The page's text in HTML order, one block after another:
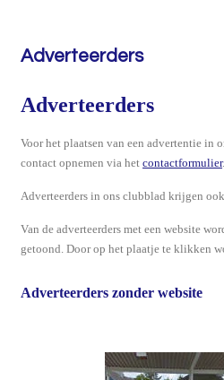
Adverteerders
Adverteerders
Voor het plaatsen van een advertentie
contact opnemen via hetcontactformulier.
Adverteerders in ons clubblad krijgen
Van de adverteerders met een website
getoond. Door op het plaatje te klikken
Adverteerders zonder website